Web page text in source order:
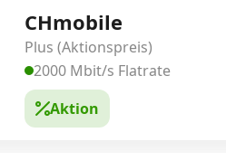
CHmobile
Plus (Aktionspreis)
2000 Mbit/s Flatrate
Aktion